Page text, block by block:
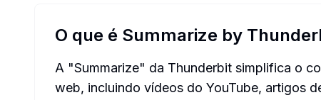
O que é Summarize by
A "Summarize" da Thunderbit simplifica o
web, incluindo vídeos do YouTube, artigos